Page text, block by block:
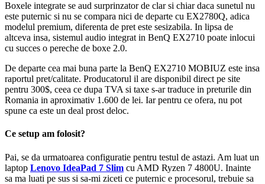
Boxele integrate se aud surprinzator de clar si chiar daca sunetul nu
este puternic si nu se compara nici de departe cu EX2780Q, adica
modelul premium, diferenta de pret este sesizabila. In lipsa de
altceva insa, sistemul audio integrat in BenQ EX2710 poate inlocui
cu succes o pereche de boxe 2.0.
De departe cea mai buna parte la BenQ EX2710 MOBIUZ este insa
raportul pret/calitate. Producatorul il are disponibil direct pe site
pentru 300$, ceea ce dupa TVA si taxe s-ar traduce in preturile din
Romania in aproximativ 1.600 de lei. Iar pentru ce ofera, nu pot
spune ca este un deal prost deloc.
Ce setup am folosit?
Pai, se da urmatoarea configuratie pentru testul de astazi. Am luat un
laptop Lenovo IdeaPad 7 Slim cu AMD Ryzen 7 4800U. Inainte
sa ma luati pe sus si sa-mi ziceti ce puternic e procesorul, trebuie sa